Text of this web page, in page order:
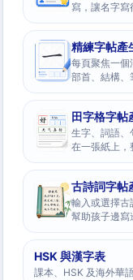
寫，讓名字寫
精練字帖產
每頁聚焦一個
部首、結構、
田字格字帖
生字、詞語、
在一張紙上，
古詩詞字帖
輸入或選擇古
幫助孩子邊寫
HSK 與漢字表
課本、HSK 及海外華語